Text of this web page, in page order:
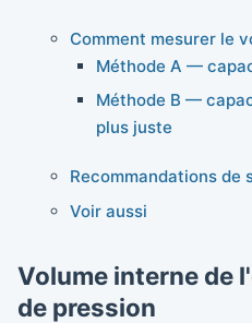
Comment mesurer le
Méthode A —
Méthode B —
plus juste
Recommandations
Voir aussi
Volume interne de
de pression